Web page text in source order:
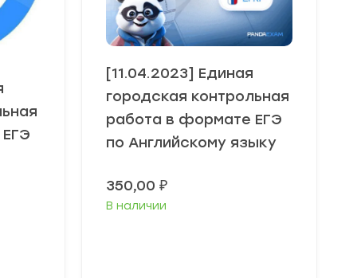
[11.04.2023] Единая
городская контрольная
работа в формате ЕГЭ
по Английскому языку
350,00 ₽
В наличии